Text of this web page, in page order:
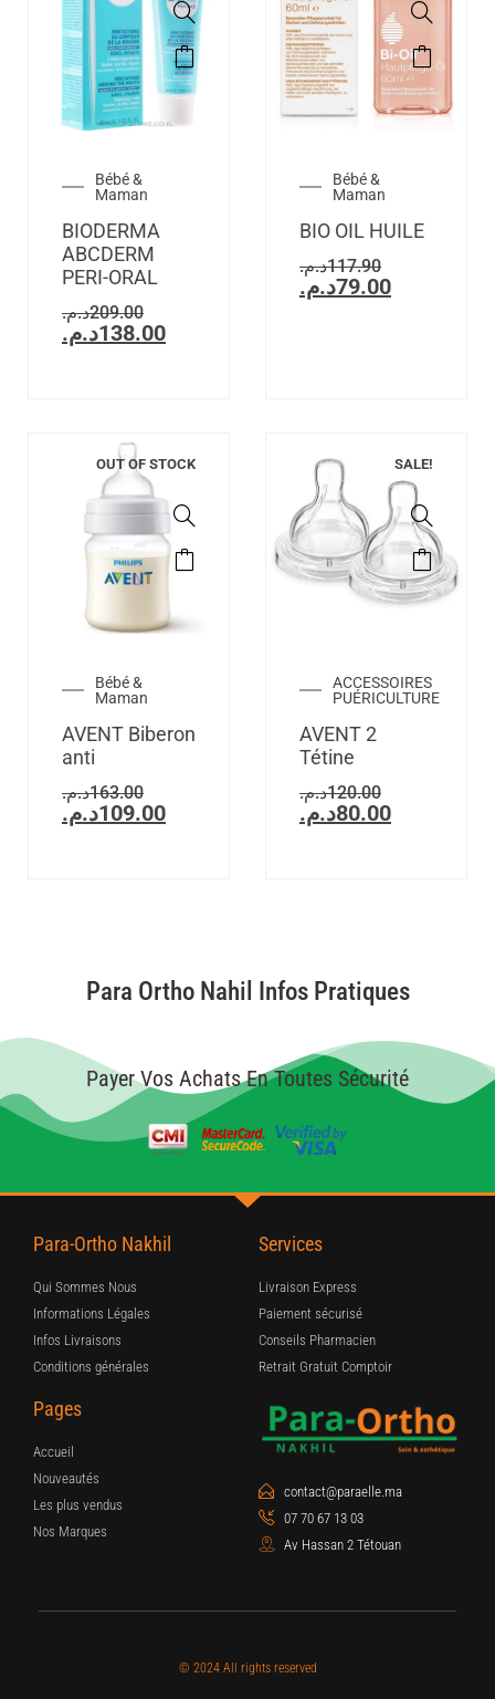
Bébé &
Maman
BIODERMA
ABCDERM
PERI-ORAL
209.00د.م.
138.00د.م.
Bébé &
Maman
BIO OIL HUILE
117.90د.م.
79.00د.م.
OUT OF STOCK
Bébé &
Maman
AVENT Biberon
anti
163.00د.م.
109.00د.م.
SALE!
ACCESSOIRES
PUÉRICULTURE
AVENT 2
Tétine
120.00د.م.
80.00د.م.
Para Ortho Nahil Infos Pratiques
Payer Vos Achats En Toutes Sécurité
Para-Ortho Nakhil
Qui Sommes Nous
Informations Légales
Infos Livraisons
Conditions générales
Services
Livraison Express
Paiement sécurisé
Conseils Pharmacien
Retrait Gratuit Comptoir
Pages
Accueil
Nouveautés
Les plus vendus
Nos Marques
contact@paraelle.ma
07 70 67 13 03
Av Hassan 2 Tétouan
© 2024 All rights reserved